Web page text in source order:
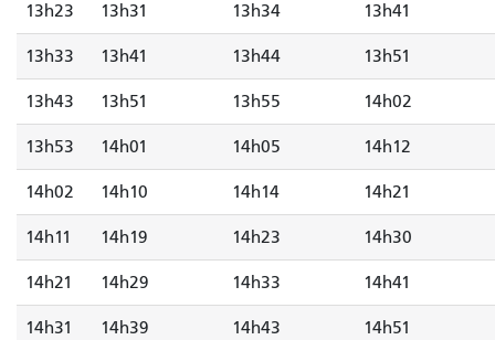
13h23 13h31 13h34 13h41
13h33 13h41 13h44 13h51
13h43 13h51 13h55 14h02
13h53 14h01 14h05 14h12
14h02 14h10 14h14 14h21
14h11 14h19 14h23 14h30
14h21 14h29 14h33 14h41
14h31 14h39 14h43 14h51